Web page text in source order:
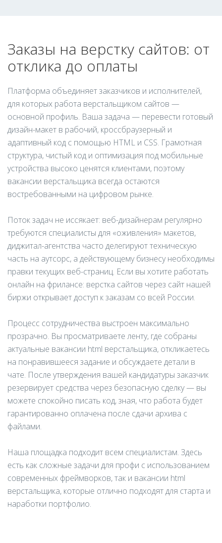
Заказы на верстку сайтов: от
отклика до оплаты
Платформа объединяет заказчиков и исполнителей,
для которых работа верстальщиком сайтов —
основной профиль. Ваша задача — перевести готовый
дизайн-макет в рабочий, кроссбраузерный и
адаптивный код с помощью HTML и CSS. Грамотная
структура, чистый код и оптимизация под мобильные
устройства высоко ценятся клиентами, поэтому
вакансии верстальщика всегда остаются
востребованными на цифровом рынке.
Поток задач не иссякает: веб-дизайнерам регулярно
требуются специалисты для «оживления» макетов,
диджитал-агентства часто делегируют техническую
часть на аутсорс, а действующему бизнесу необходимы
правки текущих веб-страниц. Если вы хотите работать
онлайн на фрилансе: верстка сайтов через сайт нашей
биржи открывает доступ к заказам со всей России.
Процесс сотрудничества выстроен максимально
прозрачно. Вы просматриваете ленту, где собраны
актуальные вакансии html верстальщика, откликаетесь
на понравившееся задание и обсуждаете детали в
чате. После утверждения вашей кандидатуры заказчик
резервирует средства через безопасную сделку — вы
можете спокойно писать код, зная, что работа будет
гарантированно оплачена после сдачи архива с
файлами.
Наша площадка подходит всем специалистам. Здесь
есть как сложные задачи для профи с использованием
современных фреймворков, так и вакансии html
верстальщика, которые отлично подходят для старта и
наработки портфолио.